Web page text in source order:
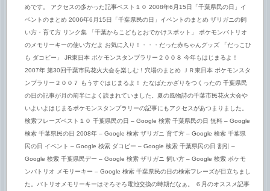
めです。 アクセスの多かった記事ベスト１０ 2008年6月15日「千葉県民の日」イ
ベントのまとめ 2006年6月15日「千葉県民の日」イベントのまとめ ザリガニの飼
い方・育て方 リンク集 「千葉からこどもとおでかけスポット」 ポケモンバトリオ
のメモリーキーの使い方だよ お気に入り！・・・だった赤ちゃんグッズ 「だっこひ
も ダコビー」 JR東日本 ポケモンスタンプラリー２００８ 今年もはじまるよ！
2007年 第30回千葉市民花火大会を楽しむ！穴場のまとめ ＪＲ東日本 ポケモンスタ
ンプラリー２００７ もうすぐはじまるよ！ たなばたかざりをつくったの 千葉県民
の日の記事が月の前半によく読まれていました。夏の風物詩の千葉市民花火大会や
いよいよはじまるポケモンスタンプラリーの記事にもアクセスがあつまりました。
検索フレーズベスト１０ 千葉県民の日 – Google 検索 千葉県民の日 無料 – Google
検索 千葉県民の日 2008年 – Google 検索 ザリガニ 育て方 – Google 検索 千葉県
民の日 イベント – Google 検索 ダコビー – Google 検索 千葉県民の日 割引 –
Google 検索 千葉県民デー – Google 検索 ザリガニ 飼い方 – Google 検索 ポケモ
ンバトリオ メモリーキー – Google 検索 千葉県民の日の検索フレーズが目立ちまし
た。バトリオメモリーキーはそろそろ電池交換の時期だなぁ。 ６月のオススメ記事